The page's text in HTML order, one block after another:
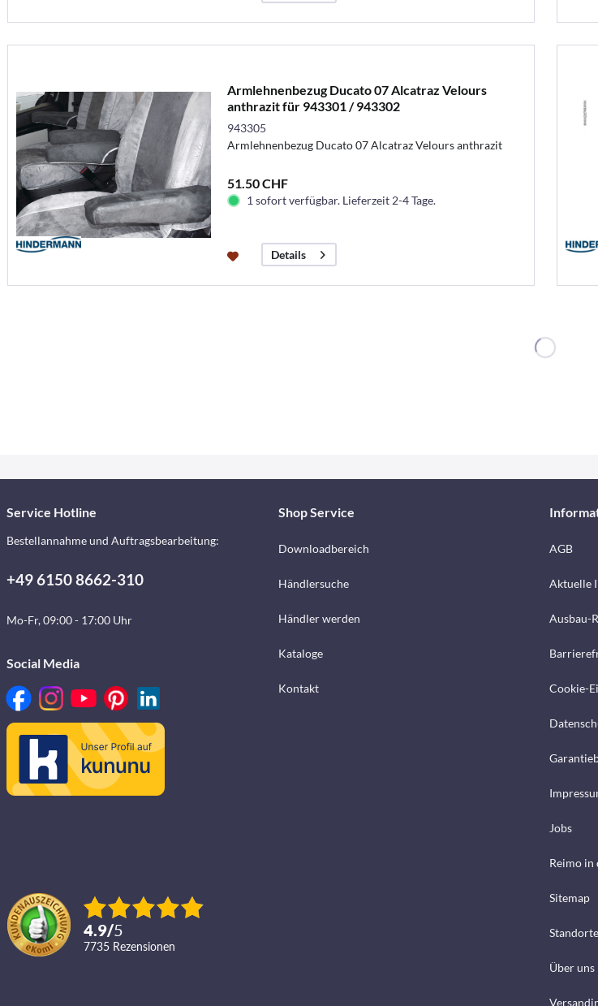
Armlehnenbezug Ducato 07 Alcatraz Velours
anthrazit für 943301 / 943302
943305
Armlehnenbezug Ducato 07 Alcatraz Velours anthrazit
51.50 CHF
1 sofort verfügbar. Lieferzeit 2-4 Tage.
Details
Service Hotline
Bestellannahme und Auftragsbearbeitung:
+49 6150 8662-310
Mo-Fr, 09:00 - 17:00 Uhr
Social Media
4.9/5
7735 Rezensionen
Shop Service
Downloadbereich
Händlersuche
Händler werden
Kataloge
Kontakt
AGB
Aktuelle
Ausbau-
Cookie-
Jobs
Reimo in
Sitemap
Standorte
Über uns